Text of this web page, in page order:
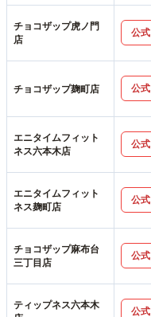
チョコザップ虎ノ門
店
公式
チョコザップ麹町店 公式
エニタイムフィット
ネス六本木店
公式
エニタイムフィット
ネス麹町店
公式
チョコザップ麻布台
三丁目店
公式
ティップネス六本木
公式